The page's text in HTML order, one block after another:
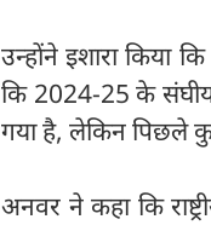
उन्होंने इशारा किया
कि 2024-25 के
गया है, लेकिन पिछले
अनवर ने कहा कि